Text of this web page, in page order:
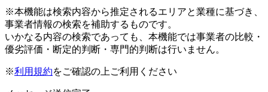
※本機能は検索内容から推定されるエリアと業種に基づき、
事業者情報の検索を補助するものです。
いかなる内容の検索であっても、本機能では事業者の比較・
優劣評価・断定的判断・専門的判断は行いません。
※利用規約をご確認の上ご利用ください